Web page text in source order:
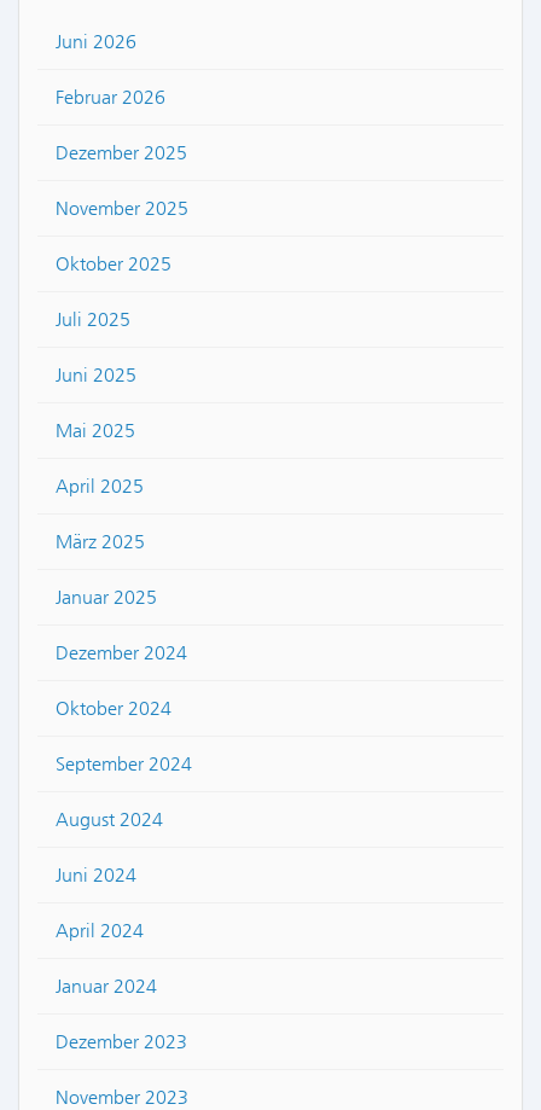
Juni 2026
Februar 2026
Dezember 2025
November 2025
Oktober 2025
Juli 2025
Juni 2025
Mai 2025
April 2025
März 2025
Januar 2025
Dezember 2024
Oktober 2024
September 2024
August 2024
Juni 2024
April 2024
Januar 2024
Dezember 2023
November 2023